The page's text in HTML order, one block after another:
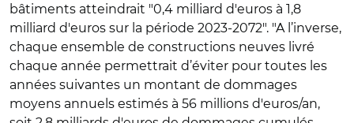
bâtiments atteindrait "0,4 milliard d'euros à 1,8
milliard d'euros sur la période 2023-2072". "A l’inverse,
chaque ensemble de constructions neuves livré
chaque année permettrait d’éviter pour toutes les
années suivantes un montant de dommages
moyens annuels estimés à 56 millions d'euros/an,